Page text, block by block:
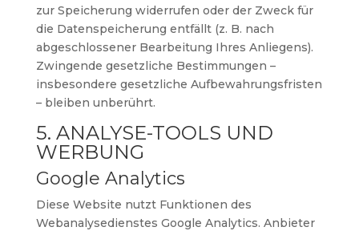
zur Speicherung widerrufen oder der Zweck für
die Datenspeicherung entfällt (z. B. nach
abgeschlossener Bearbeitung Ihres Anliegens).
Zwingende gesetzliche Bestimmungen –
insbesondere gesetzliche Aufbewahrungsfristen
– bleiben unberührt.
5. ANALYSE-TOOLS UND
WERBUNG
Google Analytics
Diese Website nutzt Funktionen des
Webanalysedienstes Google Analytics. Anbieter